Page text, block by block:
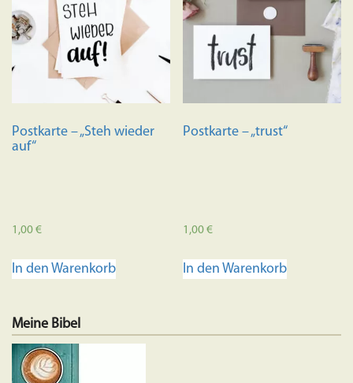
Postkarte – „Steh wieder
auf“
1,00€
In den Warenkorb
Postkarte – „trust“
1,00€
In den Warenkorb
Meine Bibel